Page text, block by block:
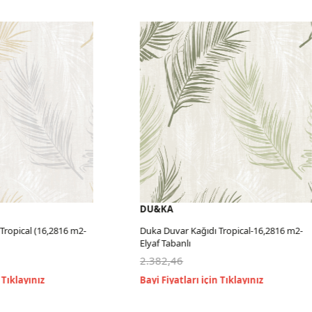
(16,2816 m2-
DU&KA
Duka Duvar Kağıdı Tropical-16,2816 m2-
Elyaf Tabanlı
2.382,46